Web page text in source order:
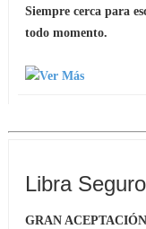
Siempre cerca para
todo momento.
Libra
GRAN